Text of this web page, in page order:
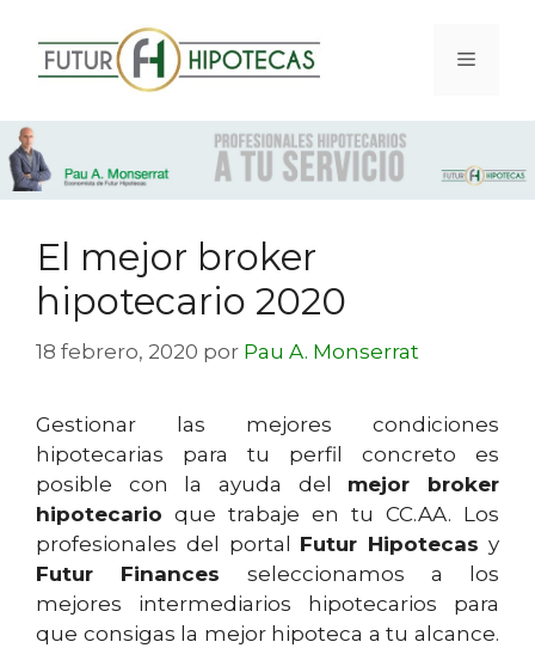
El mejor broker
hipotecario 2020
18 febrero, 2020 por Pau A. Monserrat
Gestionar las mejores condiciones
hipotecarias para tu perfil concreto es
posible con la ayuda del mejor broker
hipotecario que trabaje en tu CC.AA. Los
profesionales del portal Futur Hipotecas y
Futur Finances seleccionamos a los
mejores intermediarios hipotecarios para
que consigas la mejor hipoteca a tu alcance.